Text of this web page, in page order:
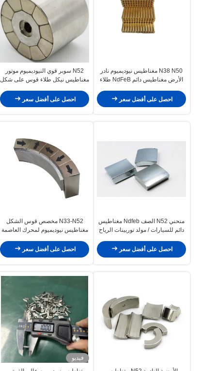
N38 N50 مغناطيس نيوديميوم نادر
الأرض مغناطيس دائم NdFeB طلاء
احصل على أفضل سعر
N52 سوبر قوي النيوديميوم موتور
مغناطيس نيكل طلاء قوس على شكل
احصل على أفضل سعر
منحني N52 الصف Ndfeb مغناطيس
دائم للسيارات / مولد توربينات الرياح
احصل على أفضل سعر
N33-N52 مخصص قوس الشكل
مغناطيس نيوديميوم لمحرك العاصمة
احصل على أفضل سعر
فيديو